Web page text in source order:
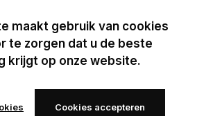
maakt gebruik van cookies
te zorgen dat u de beste
krijgt op onze website.
Cookies accepteren